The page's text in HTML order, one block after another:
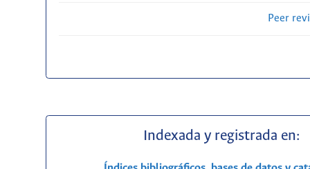
Peer
Indexada y registrada en: